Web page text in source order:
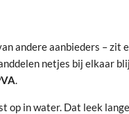
andere aanbieders – zit
netjes bij elkaar
.
op in water. Dat leek